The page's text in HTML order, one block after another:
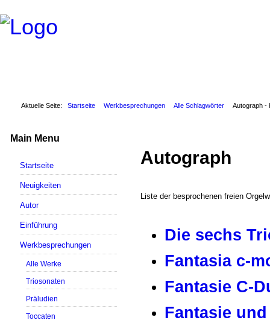
Aktuelle Seite: Startseite Werkbesprechungen Alle Schlagwörter Autograph -
Main Menu
Startseite
Neuigkeiten
Autor
Einführung
Werkbesprechungen
Alle Werke
Triosonaten
Präludien
Toccaten
Autograph
Liste der besprochenen freien
Die sechs
Fantasia c-
Fantasie C-
Fantasie